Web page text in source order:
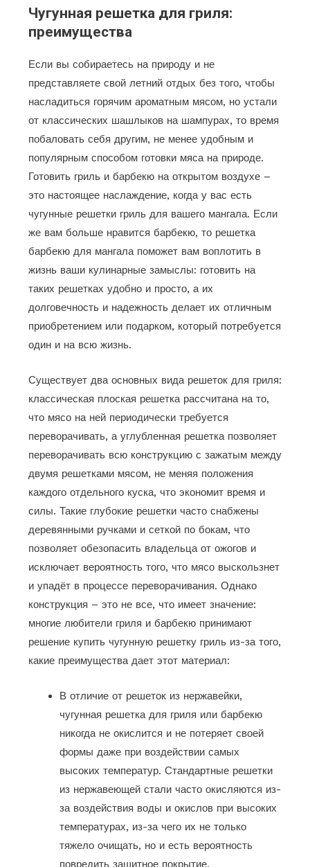
Чугунная решетка для гриля:
преимущества
Если вы собираетесь на природу и не
представляете свой летний отдых без того, чтобы
насладиться горячим ароматным мясом, но устали
от классических шашлыков на шампурах, то время
побаловать себя другим, не менее удобным и
популярным способом готовки мяса на природе.
Готовить гриль и барбекю на открытом воздухе –
это настоящее наслаждение, когда у вас есть
чугунные решетки гриль для вашего мангала. Если
же вам больше нравится барбекю, то решетка
барбекю для мангала поможет вам воплотить в
жизнь ваши кулинарные замыслы: готовить на
таких решетках удобно и просто, а их
долговечность и надежность делает их отличным
приобретением или подарком, который потребуется
один и на всю жизнь.
Существует два основных вида решеток для гриля:
классическая плоская решетка рассчитана на то,
что мясо на ней периодически требуется
переворачивать, а углубленная решетка позволяет
переворачивать всю конструкцию с зажатым между
двумя решетками мясом, не меняя положения
каждого отдельного куска, что экономит время и
силы. Такие глубокие решетки часто снабжены
деревянными ручками и сеткой по бокам, что
позволяет обезопасить владельца от ожогов и
исключает вероятность того, что мясо выскользнет
и упадёт в процессе переворачивания. Однако
конструкция – это не все, что имеет значение:
многие любители гриля и барбекю принимают
решение купить чугунную решетку гриль из-за того,
какие преимущества дает этот материал:
В отличие от решеток из нержавейки,
чугунная решетка для гриля или барбекю
никогда не окислится и не потеряет своей
формы даже при воздействии самых
высоких температур. Стандартные решетки
из нержавеющей стали часто окисляются из-
за воздействия воды и окислов при высоких
температурах, из-за чего их не только
тяжело очищать, но и есть вероятность
повредить защитное покрытие,